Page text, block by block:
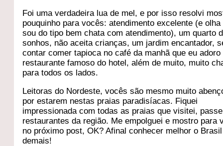
Foi uma verdadeira lua de mel, e por isso resolvi
pouquinho para vocês: atendimento excelente (e olha
sou do tipo bem chata com atendimento), um quarto
sonhos, não aceita crianças, um jardim encantador,
contar comer tapioca no café da manhã que eu adoro
restaurante famoso do hotel, além de muito, muito
para todos os lados.
Leitoras do Nordeste, vocês são mesmo muito
por estarem nestas praias paradisíacas. Fiquei
impressionada com todas as praias que visitei,
restaurantes da região. Me empolguei e mostro para
no próximo post, OK? Afinal conhecer melhor o
demais!